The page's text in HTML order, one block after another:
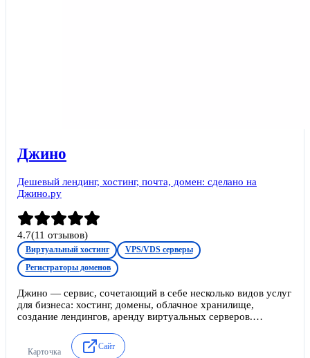
Джино
Дешевый лендинг, хостинг, почта, домен: сделано на
Джино.ру
4.7(11 отзывов)
Виртуальный хостинг
VPS/VDS серверы
Регистраторы доменов
Джино — сервис, сочетающий в себе несколько видов услуг
для бизнеса: хостинг, домены, облачное хранилище,
создание лендингов, аренду виртуальных серверов.
дня. Есть бонусная программа для клиентов с подарками и
услугами.
Карточка
Сайт